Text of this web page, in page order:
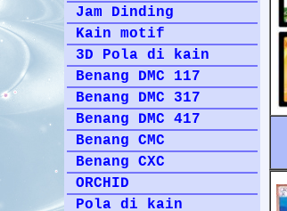
Jam Dinding
Kain motif
3D Pola di kain
Benang DMC 117
Benang DMC 317
Benang DMC 417
Benang CMC
Benang CXC
ORCHID
Pola di kain